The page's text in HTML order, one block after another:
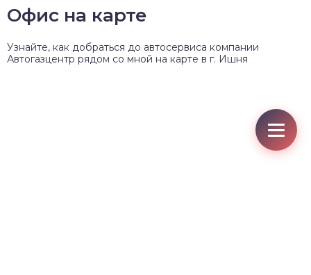
Офис на карте
Узнайте, как добраться до автосервиса компании
Автогазцентр рядом со мной на карте в г. Ишня